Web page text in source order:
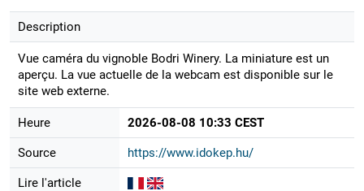
Description
Vue caméra du vignoble Bodri Winery. La miniature est un
aperçu. La vue actuelle de la webcam est disponible sur le
site web externe.
Heure 2026-08-08 10:33 CEST
Source https://www.idokep.hu/
Lire l'article